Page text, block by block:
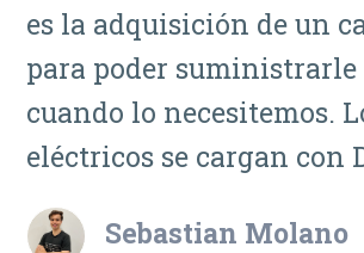
es la adquisición de un
para poder suministrarle
cuando lo necesitemos.
eléctricos se cargan con
Sebastian Molano